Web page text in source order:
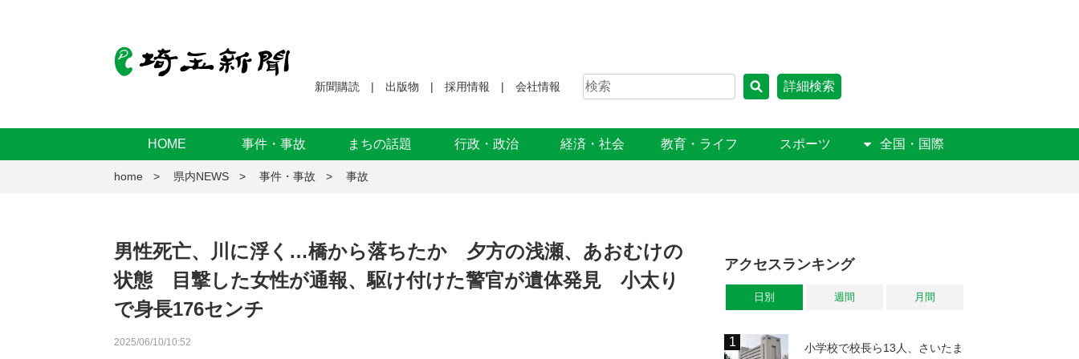
新聞購読 出版物 採用情報 会社情報 詳細検索
HOME 事件・事故 まちの話題 行政・政治 経済・社会 教育・ライフ スポーツ 全国・国際
home 県内NEWS 事件・事故 事故
男性死亡、川に浮く…橋から落ちたか 夕方の浅瀬、あおむけの
状態 目撃した女性が通報、駆け付けた警官が遺体発見 小太り
で身長176センチ
2025/06/10/10:52
アクセスランキング
日別 週間 月間
小学校で校長ら13人、さいたま